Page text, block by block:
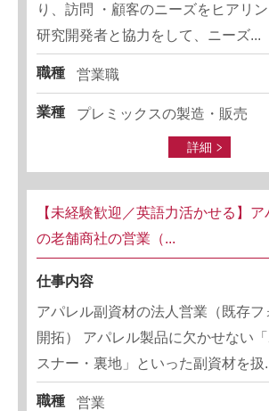
り、訪問 ・顧客のニーズをヒアリ
研究開発者と協力をして、ニーズ...
職種 営業職
業種 プレミックスの製造・販売
詳細
【未経験歓迎／英語力活かせる】
の老舗商社の営業（...
仕事内容
アパレル副資材の法人営業（既存フ
開拓） アパレル製品に欠かせない
スナー・裏地」といった副資材を扱
職種 営業